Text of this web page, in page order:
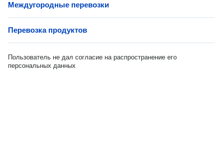
Междугородные перевозки
Перевозка продуктов
Пользователь не дал согласие на распространение его
персональных данных